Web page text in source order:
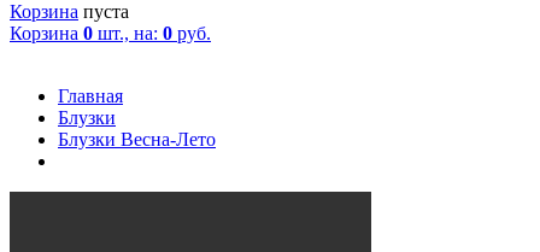
Корзина пуста
Корзина 0 шт., на: 0 руб.
Главная
Блузки
Блузки Весна-Лето